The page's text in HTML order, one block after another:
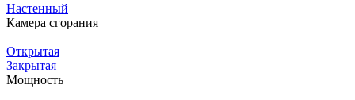
Настенный
Камера сгорания
Открытая
Закрытая
Мощность